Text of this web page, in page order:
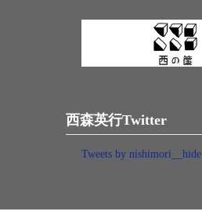
西森英行Twitter
Tweets by nishimori__hide